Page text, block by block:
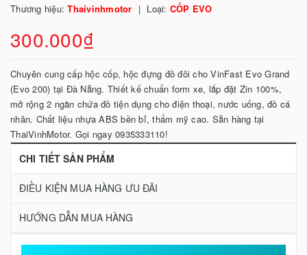
Thương hiệu:Thaivinhmotor Loại: CỐP EVO
300.000₫
Chuyên cung cấp hộc cốp, hộc đựng đồ đôi cho VinFast Evo Grand
(Evo 200) tại Đà Nẵng. Thiết kế chuẩn form xe, lắp đặt Zin 100%,
mở rộng 2 ngăn chứa đồ tiện dụng cho điện thoại, nước uống, đồ cá
nhân. Chất liệu nhựa ABS bền bỉ, thẩm mỹ cao. Sẵn hàng tại
ThaiVinhMotor. Gọi ngay 0935333110!
CHI TIẾT SẢN PHẨM
ĐIỀU KIỆN MUA HÀNG ƯU ĐÃI
HƯỚNG DẪN MUA HÀNG